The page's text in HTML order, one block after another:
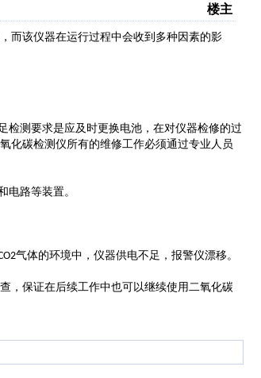
楼主
而该仪器在运行过程中会收到多种因素的影
检测要求是应及时更换电池，在对仪器检修的过
化碳检测仪所有的维修工作必须通过专业人员
电路等装置。
气体的环境中 ，仪器供电不足 ， 报警仪漂移。
，保证在后续工作中也可以继续使用二氧化碳